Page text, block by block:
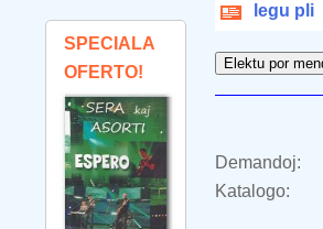
SPECIALA
OFERTO!
legu pli
Demandoj:
Katalogo: